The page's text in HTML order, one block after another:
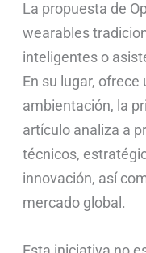
La propuesta de
wearables
inteligentes o
En su lugar,
ambientación, la
artículo analiza a
técnicos,
innovación, así
mercado global.